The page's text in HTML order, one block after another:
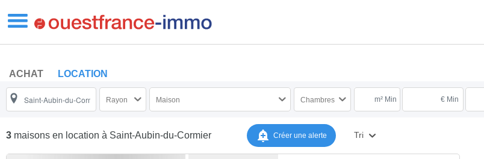
ACHAT LOCATION
Rayon Maison Chambres m² Min € Min
Créer une alerte
3 maisons en location à Saint-Aubin-du-Cormier Tri